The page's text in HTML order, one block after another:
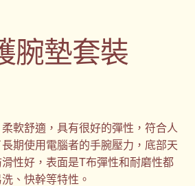
腕墊套裝
軟舒適，具有很好的彈性，符合人
期使用電腦者的手腕壓力，底部天
性好，表面是T布彈性和耐磨性都
、快幹等特性。